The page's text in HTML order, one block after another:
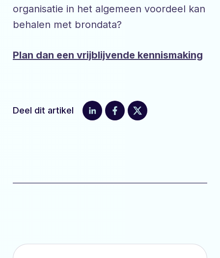
organisatie in het algemeen voordeel kan
behalen met brondata?
Plan dan een vrijblijvende kennismaking
Deel dit artikel